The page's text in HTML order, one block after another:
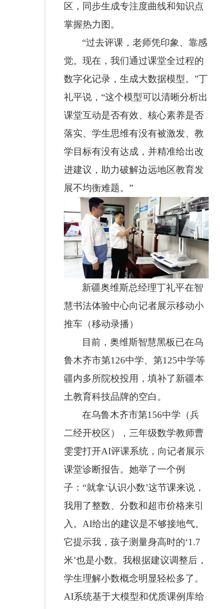
区，同步生成专注度曲线和知识点
掌握热力图。
“过去评课，老师凭印象、靠感
觉。现在，我们通过课堂全过程的
数字化记录，生成大数据模型。”丁
礼平说，“这个模型可以清晰分析出
课堂互动是否有效、核心素养是否
落实、学生思维有没有被激发、教
学目标有没有达成，并精准给出改
进建议，助力破解边远地区教育发
展不均衡难题。”
新疆奥维斯总经理丁礼平在智
慧书法体验中心向记者展示移动小
推车（移动录播）
目前，奥维斯智慧黑板已在乌
鲁木齐市第126中学、第125中学等
疆内多所院校投用，填补了新疆本
土教育科技品牌的空白。
在乌鲁木齐市第156中学（兵
二经开校区），三年级数学教师曹
雯雯打开AI评课系统，向记者展示
课堂诊断报告。她举了一个例
子：“就拿‘认识小数’这节课来说，
我用了整数、分数和超市价格来引
入。AI给出的建议是不够接地气。
它提示我，孩子测量身高时的‘1.7
米’也是小数。我根据建议调整后，
学生理解小数概念明显轻松多了。
AI系统基于大模型和优质课例库给